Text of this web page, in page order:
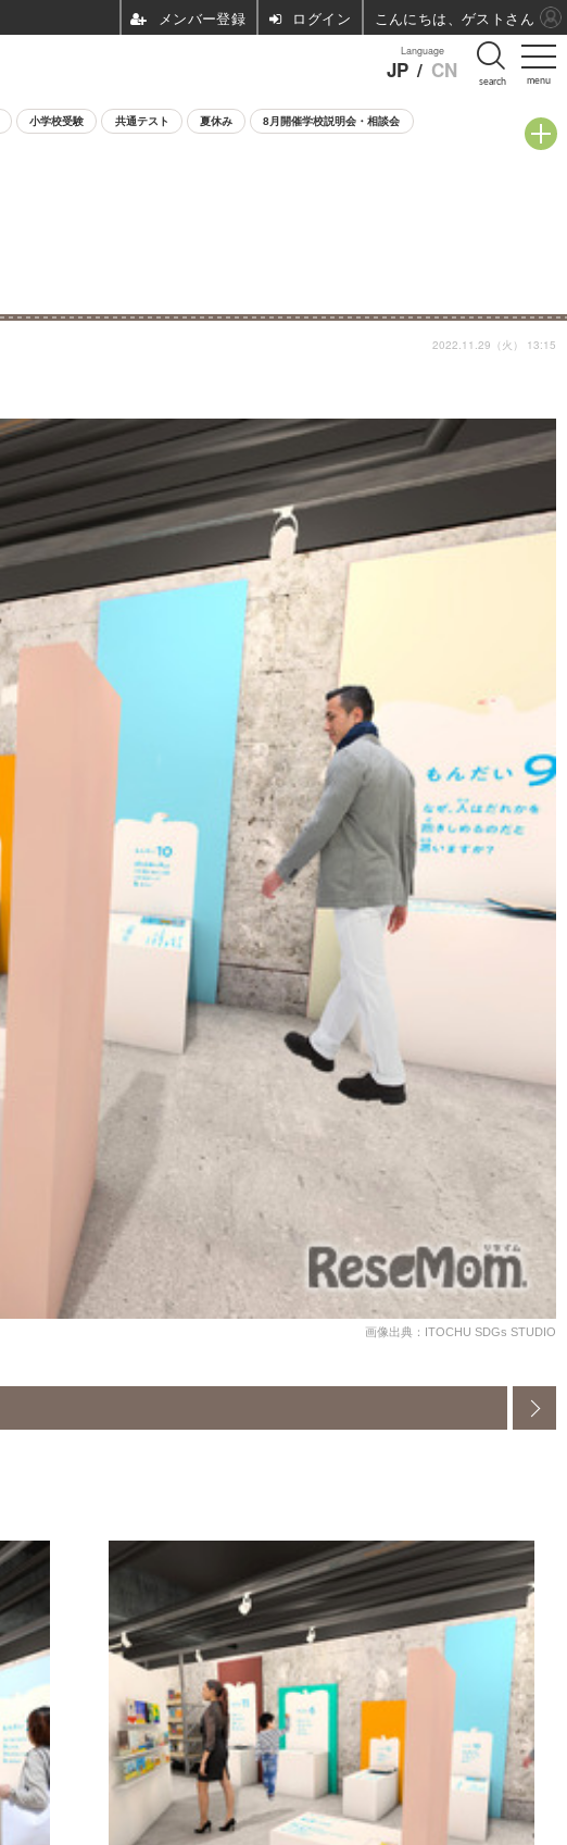
menu
Language
JP / CN search
小学校受験 共通テスト 夏休み 8月開催学校説明会・相談会
2022.11.29（火） 13:15
画像出典：ITOCHU SDGs STUDIO
ログイン こんにちは、ゲストさん